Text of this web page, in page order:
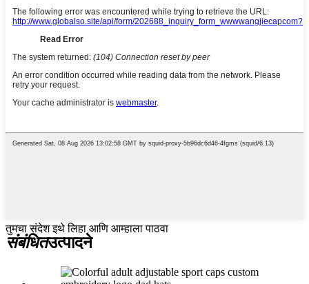
तुमचा संदेश इथे लिहा आणि आम्हाला पाठवा
संबंधितउत्पादने